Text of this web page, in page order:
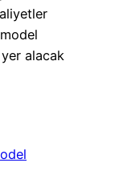
alacak